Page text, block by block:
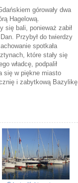
górowały dwa
Hagelową.
się bali, ponieważ zabił
Przybył do twierdzy
spotkała
które stały się
władcę, podpalił
się w piękne miasto
i zabytkową Bazylikę